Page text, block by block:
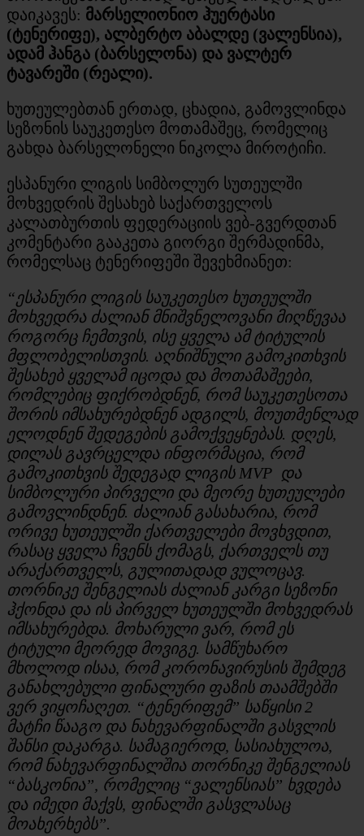
დაიკავეს: მარსელიონიო ჰუერტასი
(ტენერიფე), ალბერტო აბალდე (ვალენსია),
ადამ ჰანგა (ბარსელონა) და ვალტერ
ტავარეში (რეალი).
ხუთეულებთან ერთად, ცხადია, გამოვლინდა
სეზონის საუკეთესო მოთამაშეც, რომელიც
გახდა ბარსელონელი ნიკოლა მიროტიჩი.
ესპანური ლიგის სიმბოლურ სუთეულში
მოხვედრის შესახებ საქართველოს
კალათბურთის ფედერაციის ვებ-გვერდთან
კომენტარი გააკეთა გიორგი შერმადინმა,
რომელსაც ტენერიფეში შევეხმიანეთ:
“ესპანური ლიგის საუკეთესო ხუთეულში
მოხვედრა ძალიან მნიშვნელოვანი მიღწევაა
როგორც ჩემთვის, ისე ყველა ამ ტიტულის
მფლობელისთვის. აღნიშნული გამოკითხვის
შესახებ ყველამ იცოდა და მოთამაშეები,
რომლებიც ფიქრობდნენ, რომ საუკეთესოთა
შორის იმსახურებდნენ ადგილს, მოუთმენლად
ელოდნენ შედეგების გამოქვეყნებას. დღეს,
დილას გავრცელდა ინფორმაცია, რომ
გამოკითხვის შედეგად ლიგის MVP და
სიმბოლური პირველი და მეორე ხუთეულები
გამოვლინდნენ. ძალიან გასახარია, რომ
ორივე ხუთეულში ქართველები მოვხვდით,
რასაც ყველა ჩვენს ქომაგს, ქართველს თუ
არაქართველს, გულითადად ვულოცავ.
თორნიკე შენგელიას ძალიან კარგი სეზონი
ჰქონდა და ის პირველ ხუთეულში მოხვედრას
იმსახურებდა. მოხარული ვარ, რომ ეს
ტიტული მეორედ მოვიგე. სამწუხარო
მხოლოდ ისაა, რომ კორონავირუსის შემდეგ
განახლებული ფინალური ფაზის თაამშებში
ვერ ვიყოჩაღეთ. “ტენერიფემ” საწყისი 2
მატჩი წააგო და ნახევარფინალში გასვლის
შანსი დაკარგა. სამაგიეროდ, სასიახულოა,
რომ ნახევარფინალშია თორნიკე შენგელიას
“ბასკონია”, რომელიც “ვალენსიას” ხვდება
და იმედი მაქვს, ფინალში გასვლასაც
მოახერხებს”.